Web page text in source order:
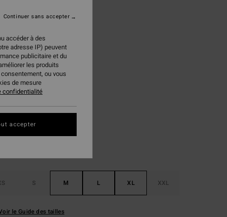
(1 Avis)
€
63%
€
PLANS
FLASH 25% EXTRA
S M L XL XXL
le Guide des tailles
accéder à des
adresse IP) peuvent
publicitaire et du
les produits
ou vous
de mesure
confidentialité
Continuer sans accepter
accepter